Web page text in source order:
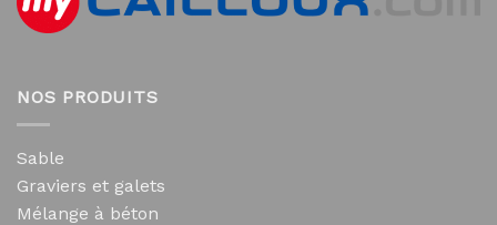
NOS PRODUITS
Sable
Graviers et galets
Mélange à béton